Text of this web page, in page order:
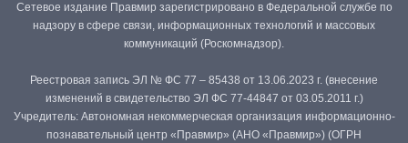
Сетевое издание Правмир зарегистрировано в Федеральной службе по
надзору в сфере связи, информационных технологий и массовых
коммуникаций (Роскомнадзор).
Реестровая запись ЭЛ № ФС 77 – 85438 от 13.06.2023 г. (внесение
изменений в свидетельство ЭЛ ФС 77-44847 от 03.05.2011 г.)
Учредитель: Автономная некоммерческая организация информационно-
познавательный центр «Правмир» (АНО «Правмир») (ОГРН